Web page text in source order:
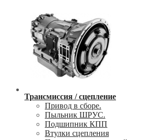
Трансмиссия / сцепление
Привод в сборе.
Пыльник ШРУС.
Подшипник КПП
Втулки сцепления